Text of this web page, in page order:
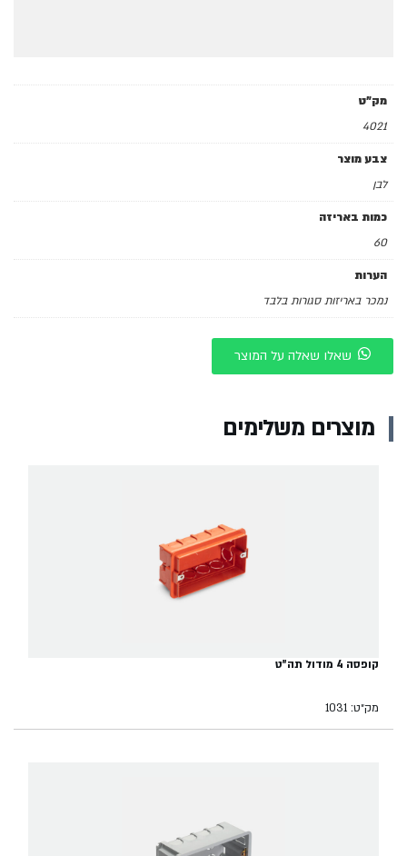
מק"ט
4021
צבע מוצר
לבן
כמות באריזה
60
הערות
נמכר באריזות סגורות בלבד
שאלו שאלה על המוצר
מוצרים משלימים
קופסה 4 מודול תה"ט
מק״ט: 1031